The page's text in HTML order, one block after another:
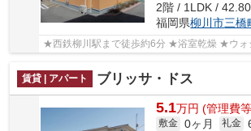
2階 / 1LDK /
福岡県柳川市三橋
★西鉄柳川駅まで徒歩約6分 ★浴室乾燥 ★ウォ
賃貸 | アパート ブリッサ・ドス
5.1万円 (管理費
敷金 0ヶ月 礼金